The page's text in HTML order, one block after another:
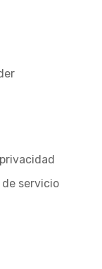
de servicio